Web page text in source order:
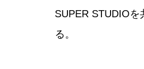
SUPER STUDIO
る。